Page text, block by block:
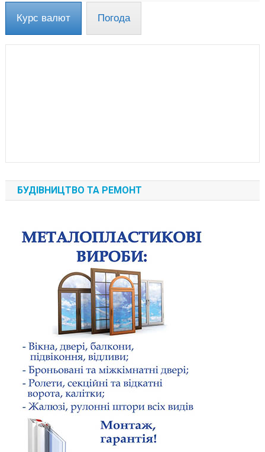
Курс валют Погода
БУДІВНИЦТВО ТА РЕМОНТ